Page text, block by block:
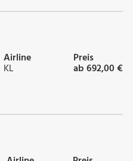
Airline
KL
Preis
ab 692,00 €